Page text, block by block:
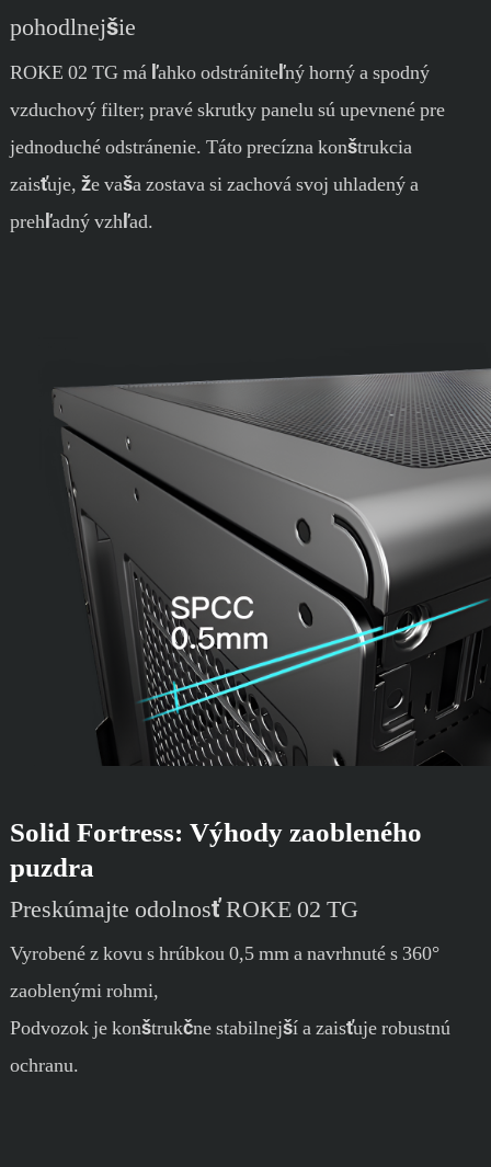
pohodlnejšie
ROKE 02 TG má ľahko odstrániteľný horný a spodný
vzduchový filter; pravé skrutky panelu sú upevnené pre
jednoduché odstránenie. Táto precízna konštrukcia
zaisťuje, že vaša zostava si zachová svoj uhladený a
prehľadný vzhľad.
Solid Fortress: Výhody zaobleného
puzdra
Preskúmajte odolnosť ROKE 02 TG
Vyrobené z kovu s hrúbkou 0,5 mm a navrhnuté s 360°
zaoblenými rohmi,
Podvozok je konštrukčne stabilnejší a zaisťuje robustnú
ochranu.